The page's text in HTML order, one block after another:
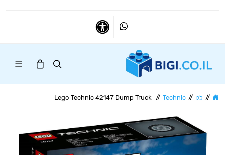
Whatsapp
// לגו //
Technic
//
Lego Technic 42147 Dump Truck